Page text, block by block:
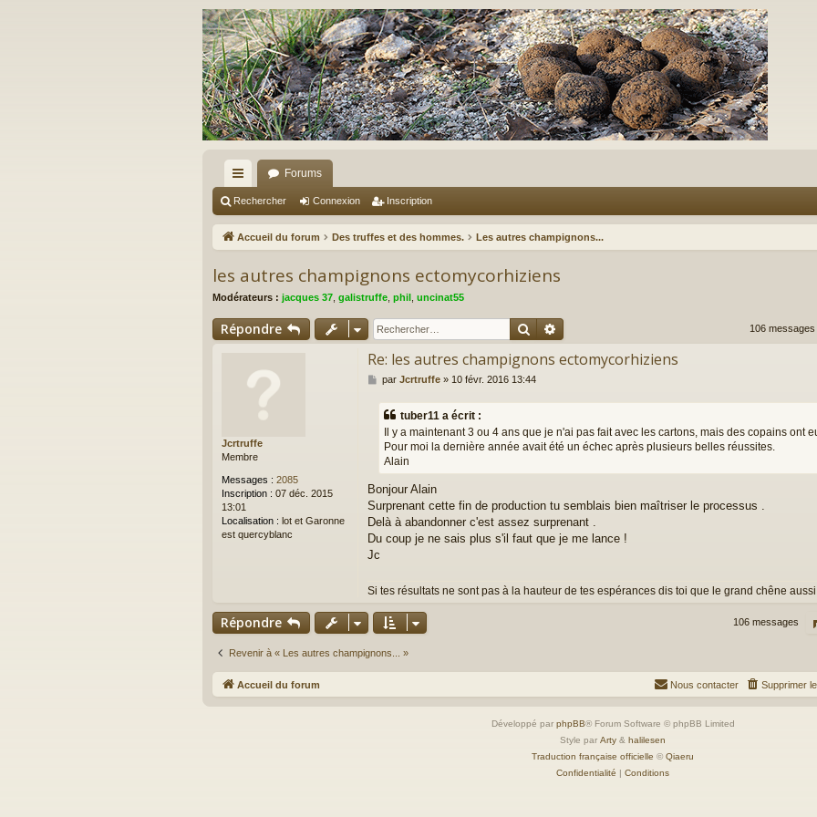
ac
co
ci
Forums
Rechercher Connexion Inscription
Accueil du forum Des truffes et des hommes. Les autres champignons...
les autres champignons ectomycorhiziens
Modérateurs : jacques 37 galistruffe phil uncinat55
Répondre Rechercher 106 messages
Jcrtruffe
Membre
Messages : 2085
Inscription : 07 déc. 2015
13:01
Localisation : lot et Garonne
est quercyblanc
Re: les autres champignons ectomycorhiziens
M
s
par Jcrtruffe» 10 févr. 2016 13:44
tuber11 a écrit :
Il y a maintenant 3 ou 4 ans que je n'ai pas fait avec les cartons, mais des copains ont
Pour moi la dernière année avait été un échec après plusieurs belles réussites.
Alain
Bonjour Alain
Surprenant cette fin de production tu semblais bien maîtriser le processus .
Delà à abandonner c'est assez surprenant .
Du coup je ne sais plus s'il faut que je me lance !
Jc
Si tes résultats ne sont pas à la hauteur de tes espérances dis toi que le grand chêne
Répondre 106 messages
Revenir à « Les autres champignons... »
Accueil du forum Supprimer
Nous contacter
Développé par phpBB® Forum Software © phpBB Limited
Style par Arty & halilesen
Traduction française officielle © Qiaeru
Confidentialité | Conditions